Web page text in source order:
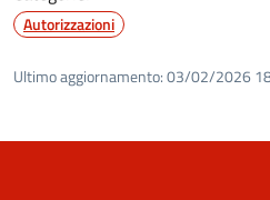
Autorizzazioni
Ultimo aggiornamento:03/02/2026